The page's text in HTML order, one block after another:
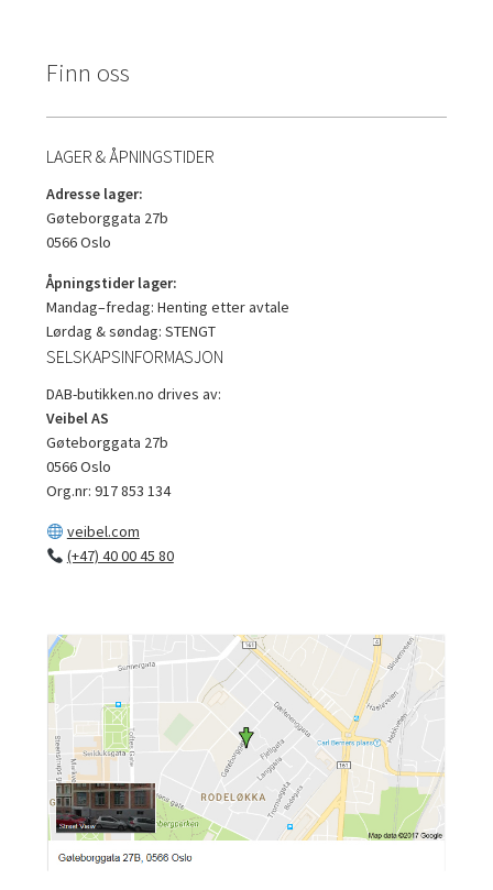
Finn oss
LAGER & ÅPNINGSTIDER
Adresse lager:
Gøteborggata 27b
0566 Oslo
Åpningstider lager:
Mandag–fredag: Henting etter avtale
Lørdag & søndag: STENGT
SELSKAPSINFORMASJON
DAB-butikken.no drives av:
Veibel AS
Gøteborggata 27b
0566 Oslo
Org.nr: 917 853 134
veibel.com
(+47) 40 00 45 80